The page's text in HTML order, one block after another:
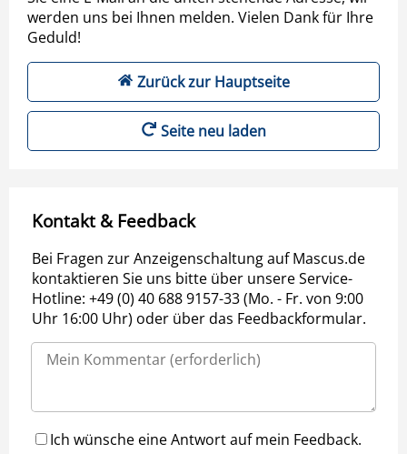
werden uns bei Ihnen melden. Vielen Dank für Ihre
Geduld!
Zurück zur Hauptseite
Seite neu laden
Kontakt & Feedback
Bei Fragen zur Anzeigenschaltung auf Mascus.de
kontaktieren Sie uns bitte über unsere Service-
Hotline: +49 (0) 40 688 9157-33 (Mo. - Fr. von 9:00
Uhr 16:00 Uhr) oder über das Feedbackformular.
Ich wünsche eine Antwort auf mein Feedback.